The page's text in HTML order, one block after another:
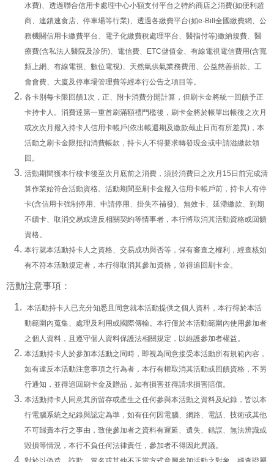
水費)、透過聯合信用卡處理中心小額支付平台之特約商店之消費(如便利超
商、連鎖速食店、停車場等行業)、透過各繳費平台(如e-Bill全國繳費網、公
務機關信用卡繳費平台、電子化繳費稅處理平台、醫指付等)繳納規費、醫
療費(含私法人醫院及診所)、電信費、ETC儲值金、有線電視電信費用(含寬
頻上網、有線電視、數位電視)、天然氣供氣業務費用、公益慈善捐款、工
會會費、大廈及停車場管理費等經本行公告之項目等。
各卡別每卡限回饋1次，正、附卡消費分開計算，但刷卡金將統一回饋予正
卡持卡人。消費達第一重首刷滿額禮門檻後，刷卡金將於帳單出帳後之次月
或次次月撥入持卡人信用卡帳戶(依出帳週期及繳款截止日而有所差異)，本
活動之刷卡金限抵扣消費帳款，持卡人不得要求轉發現金或申請溢繳款領
回。
活動期間獲本行核卡後至次月底前之消費，須於消費日之次月15日前完成清
算作業始符合活動資格。活動期間至刷卡金撥入信用卡帳戶前，持卡人有停
卡(含信用卡強制停用、申請停用、掛失不補發)、無效卡、延滯繳款、到期
不續卡、取消交易或違反相關契約等情事者，本行將取消其活動資格或回饋
資格。
本行就本活動持卡人之資格、交易成功與否等，保有審查之權利，經查核如
有不符本活動規定者，本行得取消其參加資格，並得追回刷卡金。
活動注意事項：
本活動持卡人已充分知悉且同意就本活動提供之個人資料，本行得於本活
動範圍內蒐集、處理及利用或國際傳輸。本行僅於本活動範圍內使用參加者
之個人資料，且遵守個人資料保護法相關規定，以維護參加者權益。
本活動持卡人於參加本活動之同時，即視為同意接受本活動所有規範內容，
如有違反本活動注意事項之行為者，本行有權取消其活動或回饋資格，不另
行通知，並得追回刷卡金及贈品，如有損害並得請求損害賠償。
本活動持卡人同意其所留存或產生之任何參與本活動之資料及紀錄，皆以本
行電腦系統之紀錄與認定為準，如有任何因電腦、網路、電話、技術或其他
不可歸責本行之事由，致使參加者之資料有遲延、遺失、錯誤、無法辨識或
毀損等情況，本行不負任何法律責任，參加者不得因此異議。